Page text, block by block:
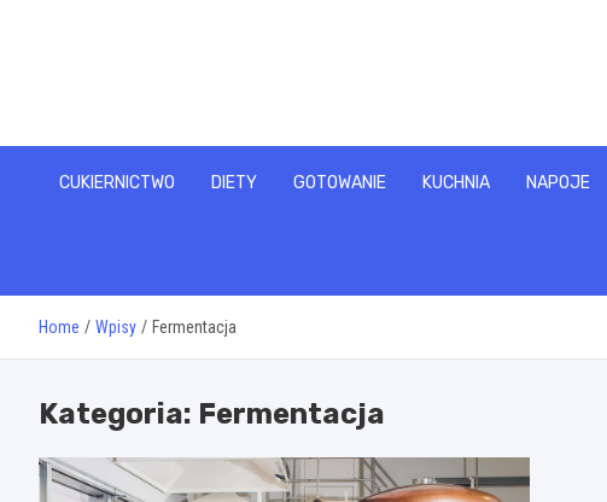
CUKIERNICTWO DIETY GOTOWANIE KUCHNIA NAPOJE
Home Wpisy Fermentacja
Kategoria: Fermentacja